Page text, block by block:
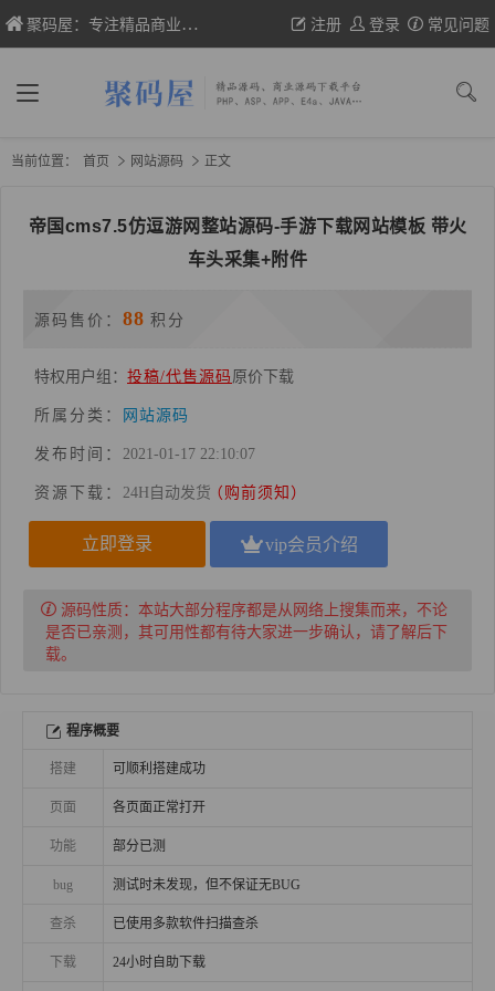
聚码屋：专注精品商业网站源码、织梦/帝国cms模板、wp主题的分享 注册 登录 常见问题
当前位置： 首页 网站源码 正文
帝国cms7.5仿逗游网整站源码-手游下载网站模板 带火
车头采集+附件
源码售价： 88 积分
特权用户组： 投稿/代售源码 原价下载
所属分类： 网站源码
发布时间： 2021-01-17 22:10:07
资源下载： 24H自动发货（购前须知）
立即登录 vip会员介绍
源码性质： 本站大部分程序都是从网络上搜集而来，不论
是否已亲测，其可用性都有待大家进一步确认，请了解后下
载。
程序概要
搭建 可顺利搭建成功
页面 各页面正常打开
功能 部分已测
bug 测试时未发现，但不保证无BUG
查杀 已使用多款软件扫描查杀
下载 24小时自助下载